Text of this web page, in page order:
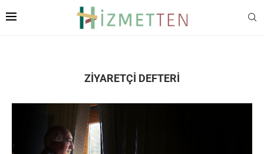
ZIYARETÇI DEFTERI